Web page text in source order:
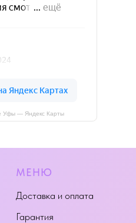
Уфы — Яндекс Карты
МЕНЮ
Доставка и оплата
Гарантия